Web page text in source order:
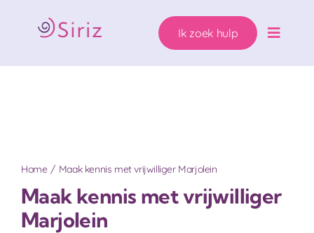
inhoud
Toggle
Wie helpen wij?
Ik zoek hulp
Home Maak kennis met vrijwilliger Marjolein
Maak kennis met vrijwilliger
Marjolein